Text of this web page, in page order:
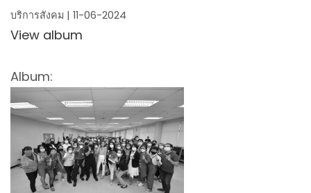
บริการสังคม | 11-06-2024
View album
Album: